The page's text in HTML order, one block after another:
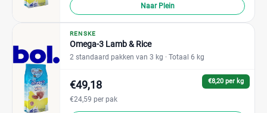
Naar Plein
RENSKE
Omega-3 Lamb & Rice
2 standaard pakken van 3 kg · Totaal 6 kg
€8,20 per kg
€49,18
€24,59 per pak